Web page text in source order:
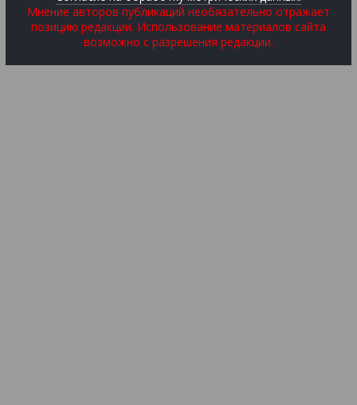
Мнение авторов публикаций необязательно отражает
позицию редакции. Использование материалов сайта
возможно с разрешения редакции.